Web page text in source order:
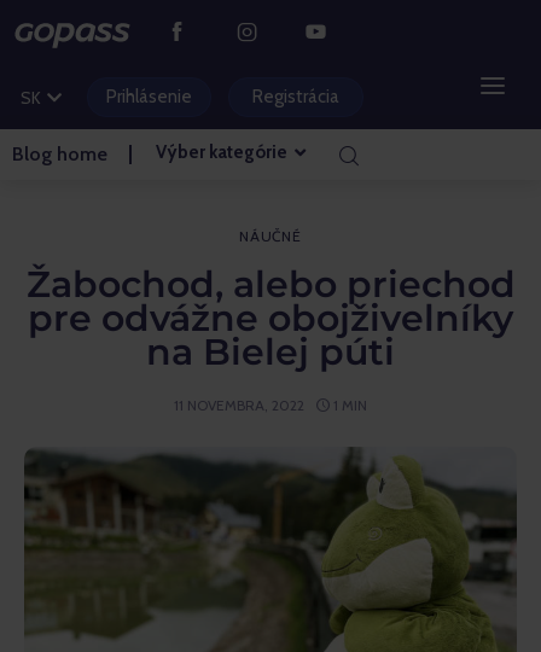
SK
CS
HU
Prihlásenie Registrácia
Blog home Výber kategórie
GOLF
ZÁBAVNÉ PARKY
VSTUPENKY A ZÁŽITKY
BLOG HLAVNÁ STRÁNKA
Inšpirácia
Náučné
NÁUČNÉ
Žabochod, alebo priechod
pre odvážne obojživelníky
na Bielej púti
11 NOVEMBRA, 2022 1 MIN